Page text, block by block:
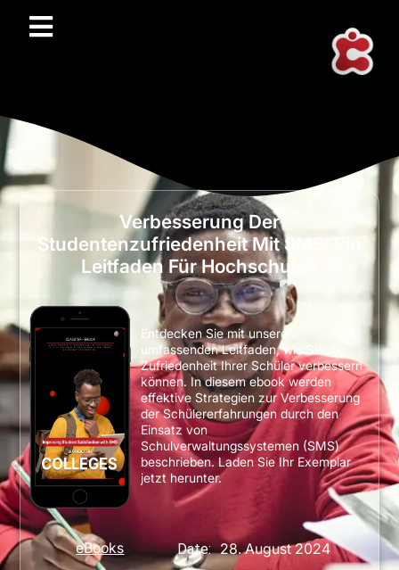
Verbesserung Der
Studentenzufriedenheit Mit SMS: Ein
Leitfaden Für Hochschulen
eBooks Date: 28. August 2024
Entdecken Sie mit unserem
umfassenden Leitfaden, wie Sie die
Zufriedenheit Ihrer Schüler verbessern
können. In diesem ebook werden
effektive Strategien zur Verbesserung
der Schülererfahrungen durch den
Einsatz von
Schulverwaltungssystemen (SMS)
beschrieben. Laden Sie Ihr Exemplar
jetzt herunter.